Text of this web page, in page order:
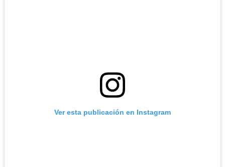
Ver esta publicación en Instagram